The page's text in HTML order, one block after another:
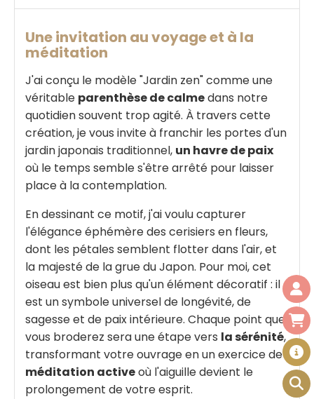
Une invitation au voyage et à la
méditation
J'ai conçu le modèle "Jardin zen" comme une
véritable parenthèse de calmedans notre
quotidien souvent trop agité. À travers cette
création, je vous invite à franchir les portes d'un
jardin japonais traditionnel, un havre de paix
où le temps semble s'être arrêté pour laisser
place à la contemplation.
En dessinant ce motif, j'ai voulu capturer
l'élégance éphémère des cerisiers en fleurs,
dont les pétales semblent flotter dans l'air, et
la majesté de la grue du Japon. Pour moi, cet
oiseau est bien plus qu'un élément décoratif : il
est un symbole universel de longévité, de
sagesse et de paix intérieure. Chaque point que
vous broderez sera une étape vers la sérénité,
transformant votre ouvrage en un exercice de
méditation activeoù l'aiguille devient le
prolongement de votre esprit.